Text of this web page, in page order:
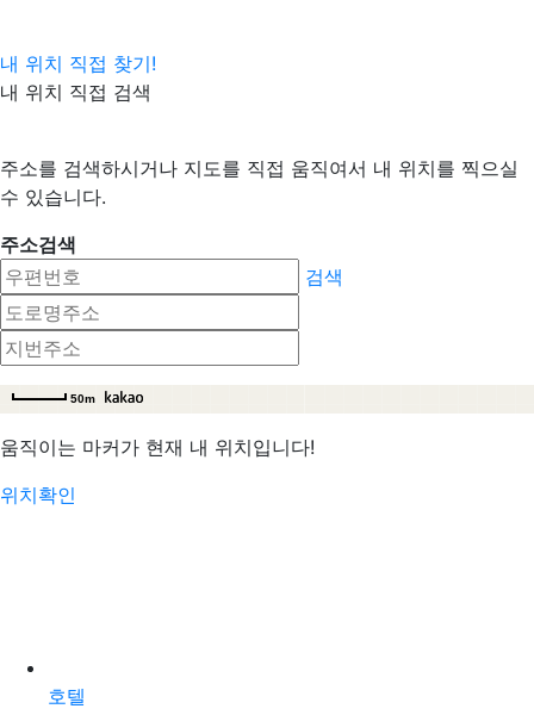
내 위치 직접 찾기!
내 위치 직접 검색
주소를 검색하시거나 지도를 직접 움직여서 내 위치를 찍으실
수 있습니다.
주소검색
검색
50m
움직이는 마커가 현재 내 위치입니다!
위치확인
호텔